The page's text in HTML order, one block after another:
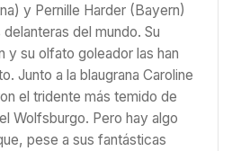
y Pernille Harder (Bayern)
del mundo. Su
y su olfato goleador las han
Junto a la blaugrana Caroline
el tridente más temido de
Wolfsburgo. Pero hay algo
pese a sus fantásticas